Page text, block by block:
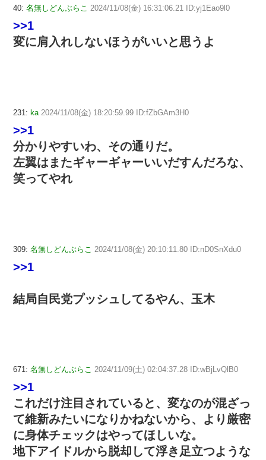
40: 名無しどんぶらこ 2024/11/08(金) 16:31:06.21 ID:yj1Eao9l0
>>1
変に肩入れしないほうがいいと思うよ
231: ka 2024/11/08(金) 18:20:59.99 ID:fZbGAm3H0
>>1
分かりやすいわ、その通りだ。
左翼はまたギャーギャーいいだすんだろな、
笑ってやれ
309: 名無しどんぶらこ 2024/11/08(金) 20:10:11.80 ID:nD0SnXdu0
>>1
結局自民党プッシュしてるやん、玉木
671: 名無しどんぶらこ 2024/11/09(土) 02:04:37.28 ID:wBjLvQlB0
>>1
これだけ注目されていると、変なのが混ざっ
て維新みたいになりかねないから、より厳密
に身体チェックはやってほしいな。
地下アイドルから脱却して浮き足立つような